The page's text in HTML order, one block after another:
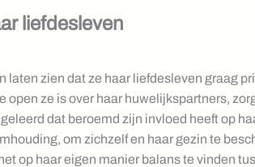
liefdesleven
laten zien dat ze haar liefdesleven graag
open ze is over haar huwelijkspartners,
dat beroemd zijn invloed heeft op
om zichzelf en haar gezin te
op haar eigen manier balans te vinden